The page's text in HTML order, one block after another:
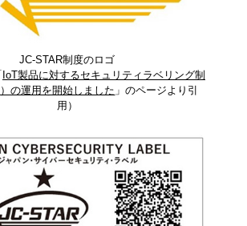
JC-STAR制度のロゴ
IoT製品に対するセキュリティラベリング制
の運用を開始しました 」のページより引
用）